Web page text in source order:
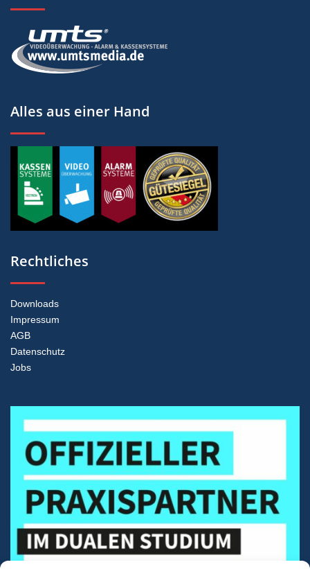
Alles aus einer Hand
Rechtliches
Downloads
Impressum
AGB
Datenschutz
Jobs